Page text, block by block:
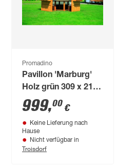
Promadino
Pavillon 'Marburg'
Holz grün 309 x 211
x 309 cm
999,00 €
Keine Lieferung nach
Hause
Nicht verfügbar in
Troisdorf